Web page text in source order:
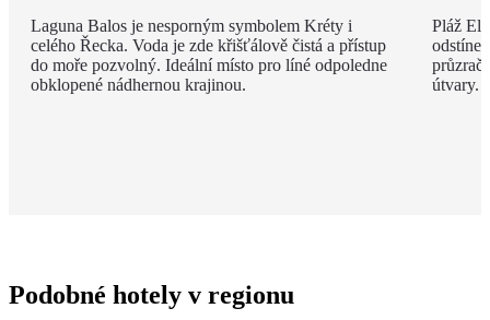
Laguna Balos je nesporným symbolem Kréty i
celého Řecka. Voda je zde křišťálově čistá a přístup
do moře pozvolný. Ideální místo pro líné odpoledne
obklopené nádhernou krajinou.
Pláž
útvary.
Podobné hotely v regionu